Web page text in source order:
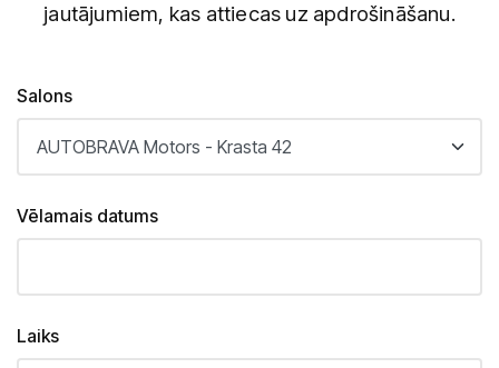
Kārļa Ulmaņa gatvē 96
CUPRA Garage un XPENG
Krasta ielā 42
Palīdzība uz ceļa
jautājumiem, kas attiecas uz apdrošināšanu.
Salons
Vēlamais datums
Laiks